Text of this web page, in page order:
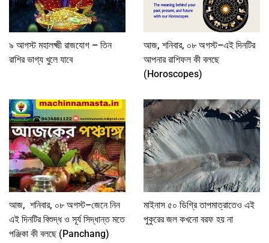
৯ আগস্ট মহালক্ষ্মী রাজযোগ – তিন
রাশির ভাগ্য খুলে যাবে
আজ, শনিবার, ০৮ অগস্ট–এই দিনটির
আপনার রাশিফল কী বলছে
(Horoscopes)
আজ, শনিবার, ০৮ অগস্ট–জেনে নিন
এই দিনটির বিশুদ্ধ ও সূর্য সিদ্ধান্ত মতে
পঞ্জিকা কী বলছে (Panchang)
মাইনাস ৫০ ডিগ্রি তাপমাত্রাতেও এই
পুকুরের জল কখনো বরফ হয় না